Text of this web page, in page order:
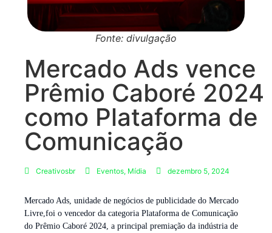
Fonte: divulgação
Mercado Ads vence
Prêmio Caboré 2024
como Plataforma de
Comunicação
Creativosbr Eventos, Mídia dezembro 5, 2024
Mercado Ads, unidade de negócios de publicidade do Mercado
Livre,foi o vencedor da categoria Plataforma de Comunicação
do Prêmio Caboré 2024, a principal premiação da indústria de